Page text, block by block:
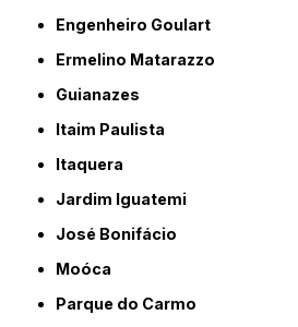
Engenheiro Goulart
Ermelino Matarazzo
Guianazes
Itaim Paulista
Itaquera
Jardim Iguatemi
José Bonifácio
Moóca
Parque do Carmo